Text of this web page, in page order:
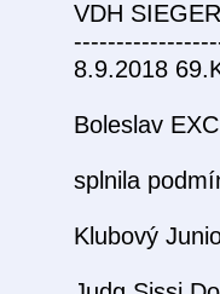
VDH
8.9.2018
Boleslav
splnila
Klubový